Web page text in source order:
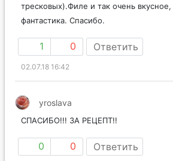
тресковых).Филе и так очень вкусное,
фантастика. Спасибо.
1 0 Ответить
02.07.18 16:42
yroslava
СПАСИБО!!! ЗА РЕЦЕПТ!!
0 0 Ответить